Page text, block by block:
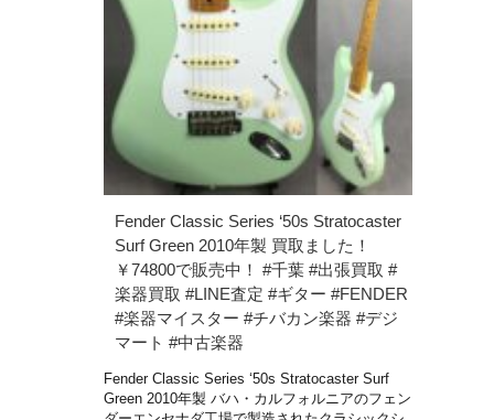
Fender Classic Series ‘50s Stratocaster
Surf Green 2010年製 買取ました！
￥74800で販売中！ #千葉 #出張買取 #
楽器買取 #LINE査定 #ギター #FENDER
#楽器マイスター #チバカン楽器 #デジ
マート #中古楽器
Fender Classic Series ‘50s Stratocaster Surf
Green 2010年製 バハ・カルフォルニアのフェン